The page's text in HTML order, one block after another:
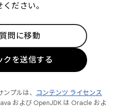
ださい。
問に移動
クを送信する
プルは、
コンテンツ ライセンス
および OpenJDK は Oracle およ